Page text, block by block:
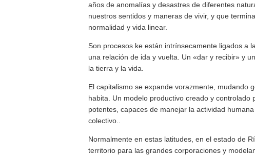
años de anomalías y desastres de diferentes
nuestros sentidos y maneras de vivir, y que
normalidad y vida linear.
Son procesos ke están intrínsecamente ligados a
una relación de ida y vuelta. Un «dar y recibir» y
la tierra y la vida.
El capitalismo se expande vorazmente, mudando
habita. Un modelo productivo creado y
potentes, capaces de manejar la actividad
colectivo..
Normalmente en estas latitudes, en el estado de
territorio para las grandes corporaciones y